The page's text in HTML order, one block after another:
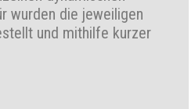
wurden die jeweiligen
und mithilfe kurzer